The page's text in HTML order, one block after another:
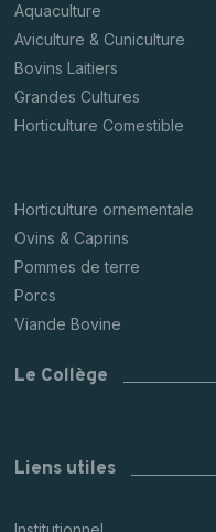
Aquaculture
Aviculture & Cuniculture
Bovins Laitiers
Grandes Cultures
Horticulture Comestible
Horticulture ornementale
Ovins & Caprins
Pommes de terre
Porcs
Viande Bovine
Le Collège
Liens utiles